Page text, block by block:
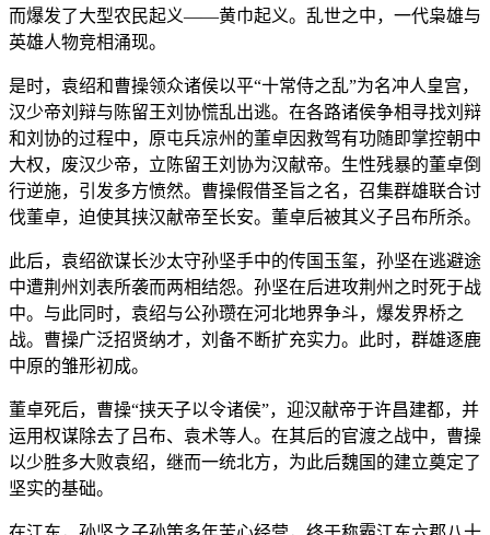
而爆发了大型农民起义——黄巾起义。乱世之中，一代枭雄与
英雄人物竞相涌现。
是时，袁绍和曹操领众诸侯以平“十常侍之乱”为名冲人皇宫，
汉少帝刘辩与陈留王刘协慌乱出逃。在各路诸侯争相寻找刘辩
和刘协的过程中，原屯兵凉州的董卓因救驾有功随即掌控朝中
大权，废汉少帝，立陈留王刘协为汉献帝。生性残暴的董卓倒
行逆施，引发多方愤然。曹操假借圣旨之名，召集群雄联合讨
伐董卓，迫使其挟汉献帝至长安。董卓后被其义子吕布所杀。
此后，袁绍欲谋长沙太守孙坚手中的传国玉玺，孙坚在逃避途
中遭荆州刘表所袭而两相结怨。孙坚在后进攻荆州之时死于战
中。与此同时，袁绍与公孙瓒在河北地界争斗，爆发界桥之
战。曹操广泛招贤纳才，刘备不断扩充实力。此时，群雄逐鹿
中原的雏形初成。
董卓死后，曹操“挟天子以令诸侯”，迎汉献帝于许昌建都，并
运用权谋除去了吕布、袁术等人。在其后的官渡之战中，曹操
以少胜多大败袁绍，继而一统北方，为此后魏国的建立奠定了
坚实的基础。